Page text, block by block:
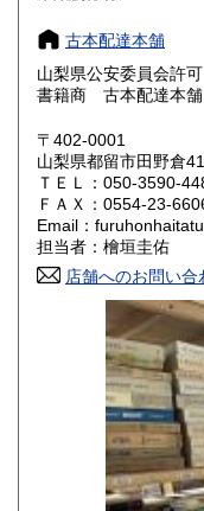
奈良県
鳥取県
岡山県
山口県
香川県
高知県
古本配達本舗
山梨県公安委員会許
書籍商 古本配達本舗
〒402-0001
山梨県都留市田野倉
ＴＥＬ：050-3590-
ＦＡＸ：0554-23-
Email：
担当者：檜垣圭佑
店舗へのお問い合